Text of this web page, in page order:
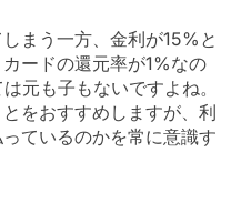
まう一方、金利が15%と
ードの還元率が1%なの
元も子もないですよね。
をおすすめしますが、利
ているのかを常に意識す